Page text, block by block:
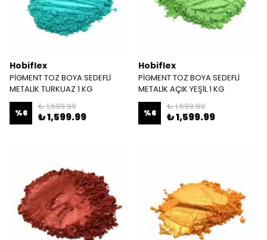
Hobiflex
PİGMENT TOZ BOYA SEDEFLİ
METALİK TURKUAZ 1 KG
%6
₺ 1,699.99
₺ 1,599.99
Hobiflex
PİGMENT TOZ BOYA SEDEFLİ
METALİK AÇIK YEŞİL 1 KG
%6
₺ 1,699.99
₺ 1,599.99